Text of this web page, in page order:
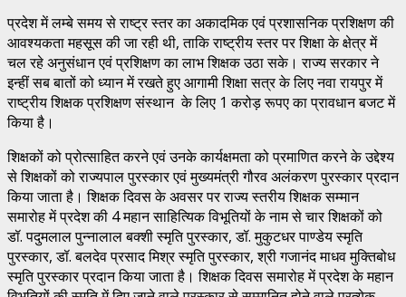
प्रदेश में लम्बे समय से राष्ट्र स्तर का अकादमिक एवं प्रशासनिक प्रशिक्षण की
आवश्यकता महसूस की जा रही थी, ताकि राष्ट्रीय स्तर पर शिक्षा के क्षेत्र में
चल रहे अनुसंधान एवं प्रशिक्षण का लाभ शिक्षक उठा सके। राज्य सरकार ने
इन्हीं सब बातों को ध्यान में रखते हुए आगामी शिक्षा सत्र के लिए नवा रायपुर में
राष्ट्रीय शिक्षक प्रशिक्षण संस्थान के लिए 1 करोड़ रूपए का प्रावधान बजट में
किया है।
शिक्षकों को प्रोत्साहित करने एवं उनके कार्यक्षमता को प्रमाणित करने के उद्देश्य
से शिक्षकों को राज्यपाल पुरस्कार एवं मुख्यमंत्री गौरव अलंकरण पुरस्कार प्रदान
किया जाता है। शिक्षक दिवस के अवसर पर राज्य स्तरीय शिक्षक सम्मान
समारोह में प्रदेश की 4 महान साहित्यिक विभूतियों के नाम से चार शिक्षकों को
डॉ. पदुमलाल पुन्नालाल बक्शी स्मृति पुरस्कार, डॉ. मुकुटधर पाण्डेय स्मृति
पुरस्कार, डॉ. बलदेव प्रसाद मिश्र स्मृति पुरस्कार, श्री गजानंद माधव मुक्तिबोध
स्मृति पुरस्कार प्रदान किया जाता है। शिक्षक दिवस समारोह में प्रदेश के महान